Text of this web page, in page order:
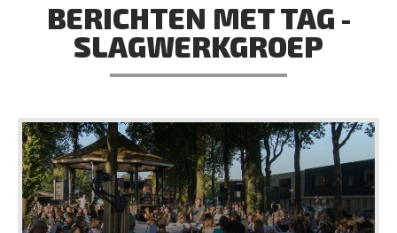
BERICHTEN MET TAG -
SLAGWERKGROEP